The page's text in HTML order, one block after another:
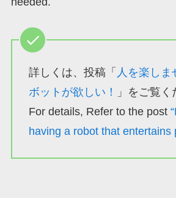
詳しくは、投稿「 人を楽しま
ボットが欲しい！
」をご覧く
For details, Refer to the post
having a robot that entertains